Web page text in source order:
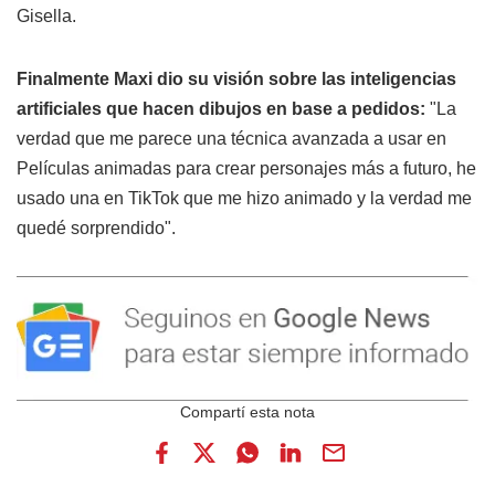
Gisella.
Finalmente Maxi dio su visión sobre las inteligencias
artificiales que hacen dibujos en base a pedidos: "La
verdad que me parece una técnica avanzada a usar en
Películas animadas para crear personajes más a futuro, he
usado una en TikTok que me hizo animado y la verdad me
quedé sorprendido".